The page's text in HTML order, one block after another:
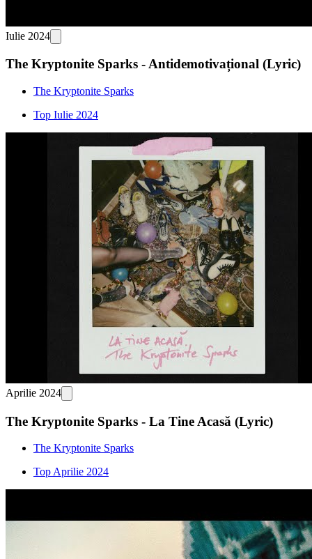
Iulie 2024
The Kryptonite Sparks - Antidemotivațional (Lyric)
The Kryptonite Sparks
Top Iulie 2024
Aprilie 2024
The Kryptonite Sparks - La Tine Acasă (Lyric)
The Kryptonite Sparks
Top Aprilie 2024